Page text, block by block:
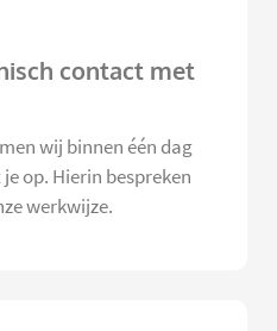
contact met
wij binnen één dag
op. Hierin bespreken
werkwijze.